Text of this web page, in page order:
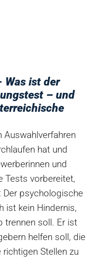
Was ist der
– und
hat und
und
Tests vorbereitet,
Der psychologische
ist kein Hindernis,
trennen soll. Er ist
helfen soll, die
Stellen zu